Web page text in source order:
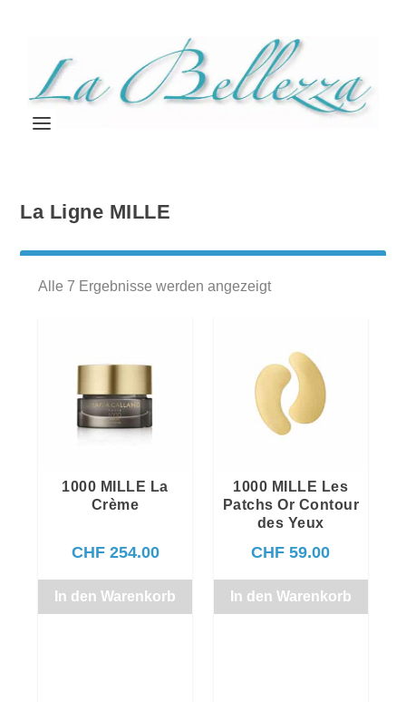
La Ligne MILLE
Alle 7 Ergebnisse werden angezeigt
1000 MILLE La
Crème
CHF254.00
In den Warenkorb
1000 MILLE Les
Patchs Or Contour
des Yeux
CHF 59.00
In den Warenkorb